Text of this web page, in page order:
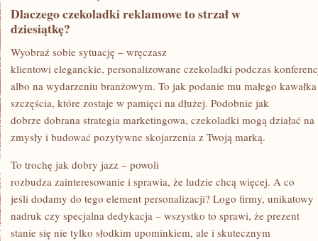
Dlaczego czekoladki reklamowe to strzał w
dziesiątkę?
Wyobraź sobie sytuację – wręczasz
klientowi eleganckie, personalizowane czekoladki podczas
albo na wydarzeniu branżowym. To jak podanie mu małego kawałka
szczęścia, które zostaje w pamięci na dłużej. Podobnie jak
dobrze dobrana strategia marketingowa, czekoladki mogą działać na
zmysły i budować pozytywne skojarzenia z Twoją marką.
To trochę jak dobry jazz – powoli
rozbudza zainteresowanie i sprawia, że ludzie chcą więcej. A co
jeśli dodamy do tego element personalizacji? Logo firmy, unikatowy
nadruk czy specjalna dedykacja – wszystko to sprawi, że prezent
stanie się nie tylko słodkim upominkiem, ale i skutecznym